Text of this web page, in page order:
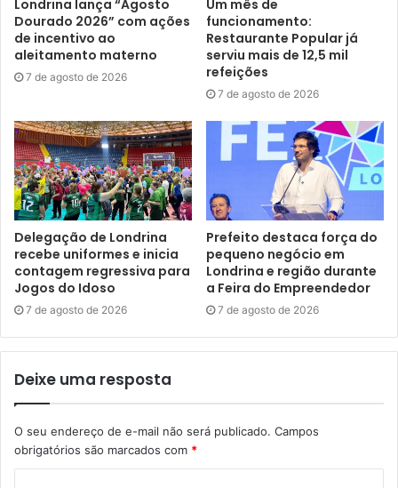
Like Button Notice(view)
Etiquetas câncer de próstata
destaques
vacinação
Londrina lança “Agosto
Dourado 2026” com ações
de incentivo ao
aleitamento materno
7 de agosto de 2026
Um mês de
funcionamento:
Restaurante Popular já
serviu mais de 12,5 mil
refeições
7 de agosto de 2026
Delegação de Londrina
recebe uniformes e inicia
contagem regressiva para
Jogos do Idoso
7 de agosto de 2026
Prefeito destaca força do
pequeno negócio em
Londrina e região durante
a Feira do Empreendedor
7 de agosto de 2026
Deixe uma resposta
O seu endereço de e-mail não será publicado. Campos
obrigatórios são marcados com *